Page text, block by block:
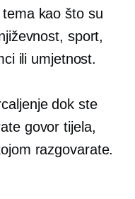
kao što su
sport,
ili umjetnost.
dok ste
govor tijela,
razgovarate.